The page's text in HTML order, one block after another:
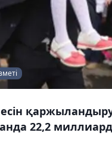
22,2